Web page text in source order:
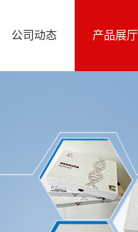
公司动态 产品展厅